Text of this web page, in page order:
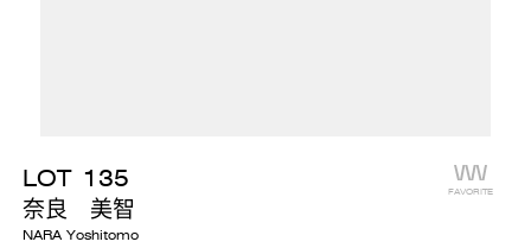
LOT 135
奈良 美智
NARA Yoshitomo
FAVORITE